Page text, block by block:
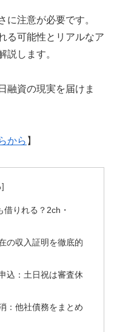
に注意が必要です。
る可能性とリアルなア
説します。
融資の現実を届けま
から 】
りれる？2ch・
の収入証明を徹底的
込：土日祝は審査休
：他社債務をまとめ